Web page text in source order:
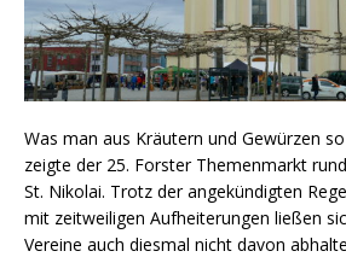
Was man aus Kräutern und Gewürzen
zeigte der 25. Forster Themenmarkt
St. Nikolai. Trotz der angekündigten
mit zeitweiligen Aufheiterungen ließen
Vereine auch diesmal nicht davon